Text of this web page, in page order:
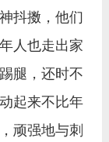
抖擞，他们
人也走出家
腿，还时不
起来不比年
顽强地与刺